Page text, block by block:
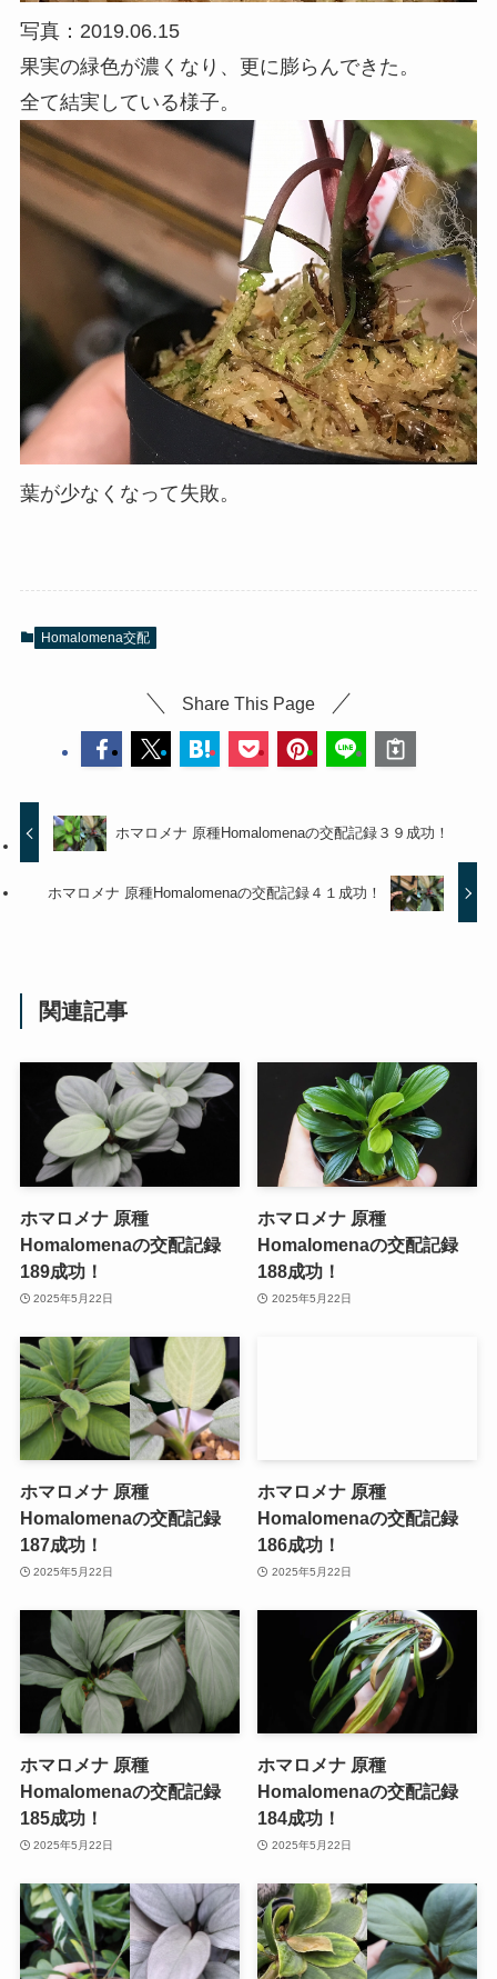
写真：2019.06.15
果実の緑色が濃くなり、更に膨らんできた。
全て結実している様子。
葉が少なくなって失敗。
Homalomena交配
Share This Page
ホマロメナ 原種Homalomenaの交配記録３９成功！
ホマロメナ 原種Homalomenaの交配記録４１成功！
関連記事
ホマロメナ 原種
Homalomenaの交配記録
189成功！
2025年5月22日
ホマロメナ 原種
Homalomenaの交配記録
188成功！
2025年5月22日
ホマロメナ 原種
Homalomenaの交配記録
187成功！
2025年5月22日
ホマロメナ 原種
Homalomenaの交配記録
186成功！
2025年5月22日
ホマロメナ 原種
Homalomenaの交配記録
185成功！
2025年5月22日
ホマロメナ 原種
Homalomenaの交配記録
184成功！
2025年5月22日